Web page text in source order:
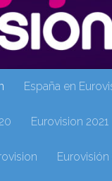
España en
Eurovision 2021
Eurovisión